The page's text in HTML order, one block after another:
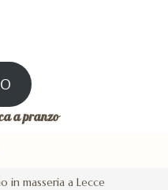
a pranzo
in masseria a Lecce